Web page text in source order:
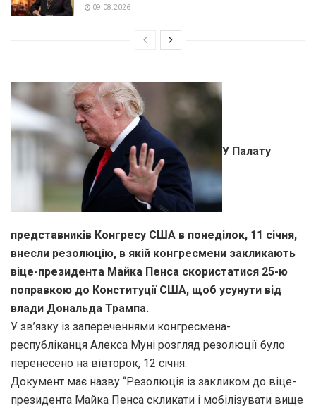
09.08.2026
У Палату
представників Конгресу США в понеділок, 11 січня,
внесли резолюцію, в якій конгресмени закликають
віце-президента Майка Пенса скористатися 25-ю
поправкою до Конституції США, щоб усунути від
влади Дональда Трампа.
У зв’язку із запереченнями конгресмена-
республіканця Алекса Муні розгляд резолюції було
перенесено на вівторок, 12 січня.
Документ має назву “Резолюція із закликом до віце-
президента Майка Пенса скликати і мобілізувати вище